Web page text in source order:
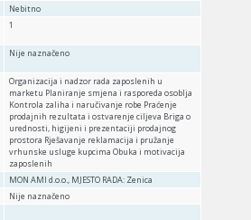
Nebitno
1
Nije naznačeno
Organizacija i nadzor rada zaposlenih u
marketu Planiranje smjena i rasporeda osoblja
Kontrola zaliha i naručivanje robe Praćenje
prodajnih rezultata i ostvarenje ciljeva Briga o
urednosti, higijeni i prezentaciji prodajnog
prostora Rješavanje reklamacija i pružanje
vrhunske usluge kupcima Obuka i motivacija
zaposlenih
MON AMI d.o.o., MJESTO RADA: Zenica
Nije naznačeno